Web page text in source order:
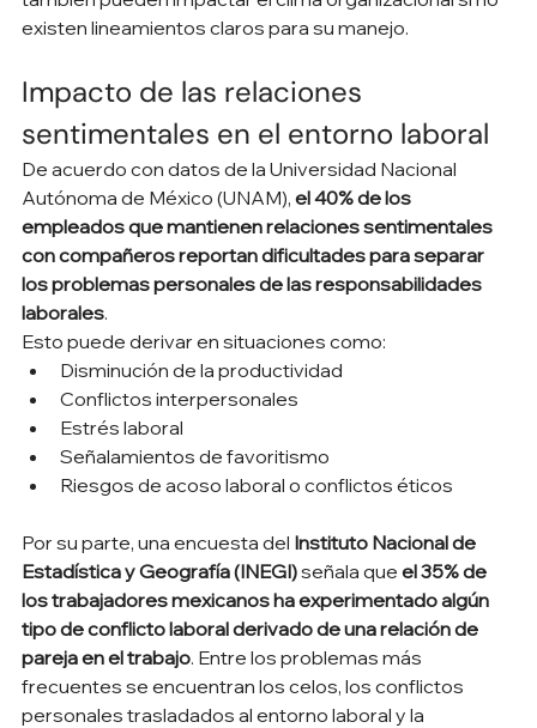
existen lineamientos claros para su manejo.
Impacto de las relaciones
sentimentales en el entorno laboral
De acuerdo con datos de la Universidad Nacional
Autónoma de México (UNAM), el 40% de los
empleados que mantienen relaciones sentimentales
con compañeros reportan dificultades para separar
los problemas personales de las responsabilidades
laborales.
Esto puede derivar en situaciones como:
Disminución de la productividad
Conflictos interpersonales
Estrés laboral
Señalamientos de favoritismo
Riesgos de acoso laboral o conflictos éticos
Por su parte, una encuesta del Instituto Nacional de
Estadística y Geografía (INEGI) señala que el 35% de
los trabajadores mexicanos ha experimentado algún
tipo de conflicto laboral derivado de una relación de
pareja en el trabajo. Entre los problemas más
frecuentes se encuentran los celos, los conflictos
personales trasladados al entorno laboral y la